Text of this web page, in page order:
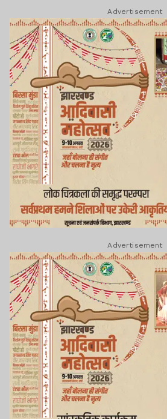
Advertisement
Advertisement